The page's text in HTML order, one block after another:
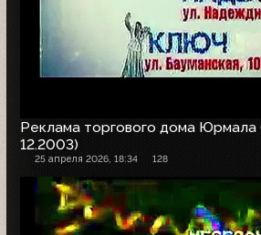
Реклама торгового дома Юрмала
12.2003)
25 апреля 2026, 18:34 128